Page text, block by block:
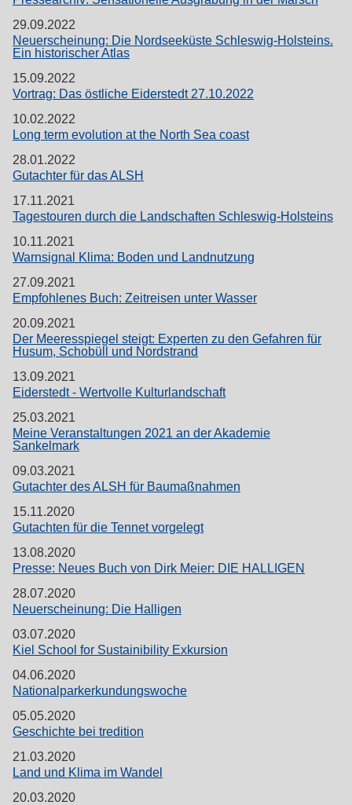
29.09.2022
Neuerscheinung: Die Nordseeküste Schleswig-Holsteins.
Ein historischer Atlas
15.09.2022
Vortrag: Das östliche Eiderstedt 27.10.2022
10.02.2022
Long term evolution at the North Sea coast
28.01.2022
Gutachter für das ALSH
17.11.2021
Tagestouren durch die Landschaften Schleswig-Holsteins
10.11.2021
Warnsignal Klima: Boden und Landnutzung
27.09.2021
Empfohlenes Buch: Zeitreisen unter Wasser
20.09.2021
Der Meeresspiegel steigt: Experten zu den Gefahren für
Husum, Schobüll und Nordstrand
13.09.2021
Eiderstedt - Wertvolle Kulturlandschaft
25.03.2021
Meine Veranstaltungen 2021 an der Akademie
Sankelmark
09.03.2021
Gutachter des ALSH für Baumaßnahmen
15.11.2020
Gutachten für die Tennet vorgelegt
13.08.2020
Presse: Neues Buch von Dirk Meier: DIE HALLIGEN
28.07.2020
Neuerscheinung: Die Halligen
03.07.2020
Kiel School for Sustainibility Exkursion
04.06.2020
Nationalparkerkundungswoche
05.05.2020
Geschichte bei tredition
21.03.2020
Land und Klima im Wandel
20.03.2020